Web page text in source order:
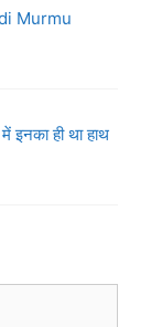
Murmu
इनका ही था हाथ